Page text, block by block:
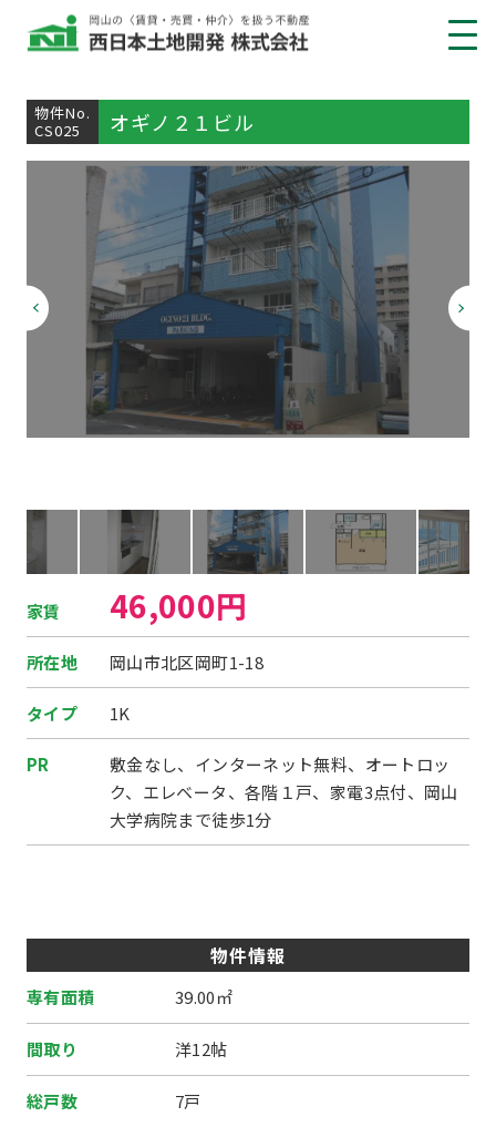
物件No.
CS025
オギノ２１ビル
家賃 46,000円
所在地 岡山市北区岡町1-18
タイプ 1K
PR
敷金なし、インターネット無料、オートロッ
ク、エレベータ、各階１戸、家電3点付、岡山
大学病院まで徒歩1分
物件情報
専有面積 39.00㎡
間取り 洋12帖
総戸数 7戸